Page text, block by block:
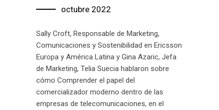
octubre 2022
Sally Croft, Responsable de Marketing,
Comunicaciones y Sostenibilidad en Ericsson
Europa y América Latina y Gina Azaric, Jefa
de Marketing, Telia Suecia hablaron sobre
cómo Comprender el papel del
comercializador moderno dentro de las
empresas de telecomunicaciones, en el